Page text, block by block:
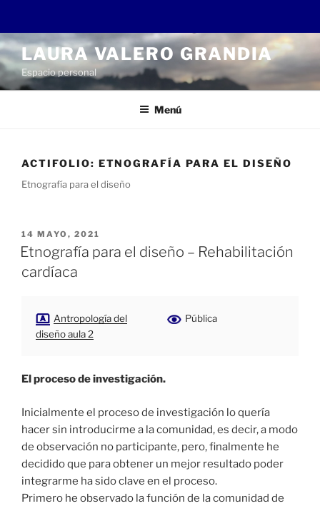
Saltar
al
contenido
LAURA VALERO GRANDIA
Espacio personal
Menú
ACTIFOLIO: ETNOGRAFÍA PARA EL DISEÑO
Etnografía para el diseño
PUBLICADO
EL
14 MAYO, 2021
Etnografía para el diseño – Rehabilitación
cardíaca
Antropología del
diseño aula 2
Pública
El proceso de investigación.
Inicialmente el proceso de investigación lo quería
hacer sin introducirme a la comunidad, es decir, a modo
de observación no participante, pero, finalmente he
decidido que para obtener un mejor resultado poder
integrarme ha sido clave en el proceso.
Primero he observado la función de la comunidad de